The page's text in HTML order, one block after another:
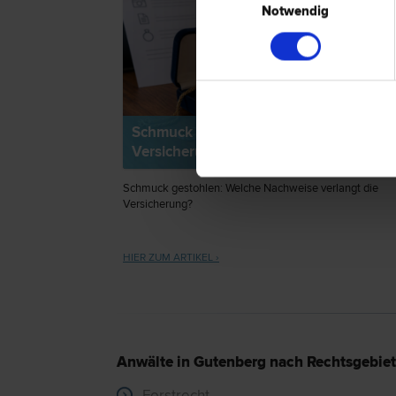
Notwendig
Schmuck gestohlen – Wann zahlt die
Versicherung?
Schmuck gestohlen: Welche Nachweise verlangt die
Versicherung?
HIER ZUM ARTIKEL ›
Anwälte in Gutenberg nach Rechtsgebiet